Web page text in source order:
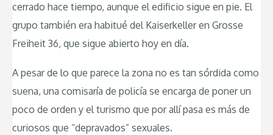
cerrado hace tiempo, aunque el edificio sigue en pie. El
grupo también era habitué del Kaiserkeller en Grosse
Freiheit 36, que sigue abierto hoy en día.
A pesar de lo que parece la zona no es tan sórdida como
suena, una comisaría de policía se encarga de poner un
poco de orden y el turismo que por allí pasa es más de
curiosos que “depravados” sexuales.